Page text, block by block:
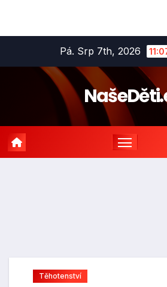
Pá. Srp 7th, 2026
Těhotenství